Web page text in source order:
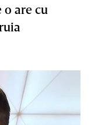
o are cu